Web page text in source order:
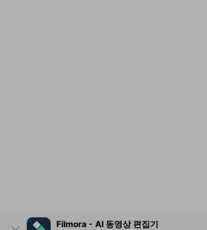
Filmora - AI 동영상 편집기